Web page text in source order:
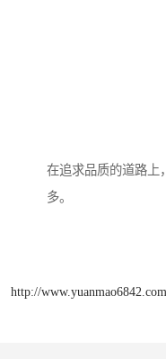
在追求品质的道路上
多。
http://www.yuanmao6842.com